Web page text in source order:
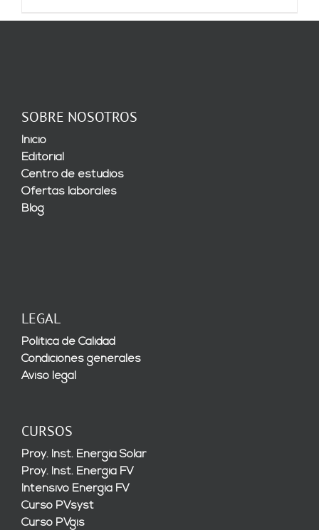
SOBRE NOSOTROS
Inicio
Editorial
Centro de estudios
Ofertas laborales
Blog
LEGAL
Política de Calidad
Condiciones generales
Aviso legal
CURSOS
Proy. Inst. Energía Solar
Proy. Inst. Energía FV
Intensivo Energía FV
Curso PVsyst
Curso PVgis